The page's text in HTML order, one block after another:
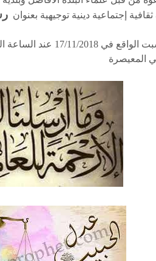
إجتماعية دينية توجيهية بعنوان
وذلك نهار السبت
المعيصرة